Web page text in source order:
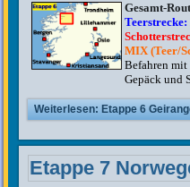
Gesamt-
Teerstrecke:
MIX (Teer/
Befahren
Gepäck und
Weiterlesen: Etappe 6
Etappe 7